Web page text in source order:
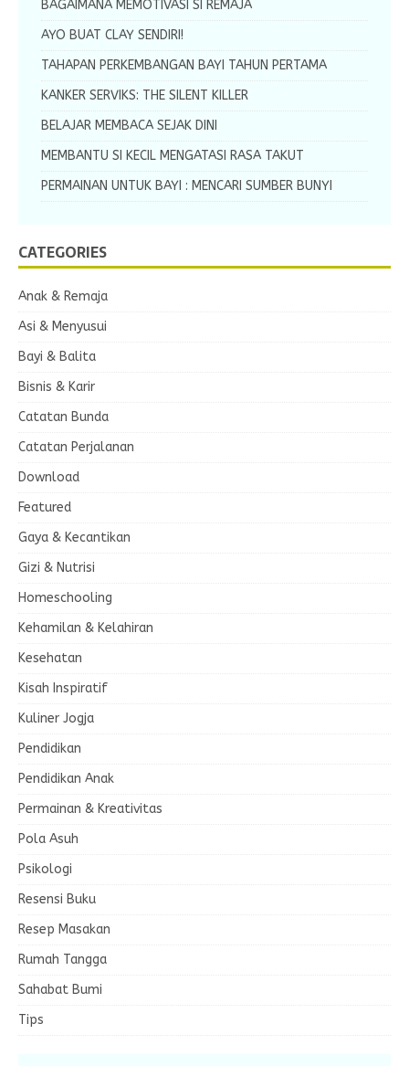
BAGAIMANA MEMOTIVASI SI REMAJA
AYO BUAT CLAY SENDIRI!
TAHAPAN PERKEMBANGAN BAYI TAHUN PERTAMA
KANKER SERVIKS: THE SILENT KILLER
BELAJAR MEMBACA SEJAK DINI
MEMBANTU SI KECIL MENGATASI RASA TAKUT
PERMAINAN UNTUK BAYI : MENCARI SUMBER BUNYI
CATEGORIES
Anak & Remaja
Asi & Menyusui
Bayi & Balita
Bisnis & Karir
Catatan Bunda
Catatan Perjalanan
Download
Featured
Gaya & Kecantikan
Gizi & Nutrisi
Homeschooling
Kehamilan & Kelahiran
Kesehatan
Kisah Inspiratif
Kuliner Jogja
Pendidikan
Pendidikan Anak
Permainan & Kreativitas
Pola Asuh
Psikologi
Resensi Buku
Resep Masakan
Rumah Tangga
Sahabat Bumi
Tips